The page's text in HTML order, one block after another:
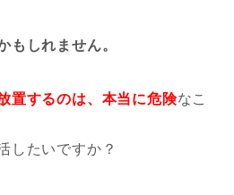
もしれません。
置するのは、本当に危険なこ
したいですか？